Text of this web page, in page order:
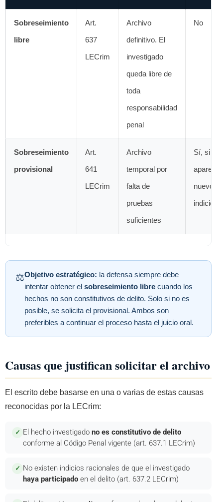
Sobreseimiento
libre
Art.
637
LECrim
Archivo
definitivo. El
investigado
queda libre de
toda
responsabilidad
penal
No
Sobreseimiento
provisional
Art.
641
LECrim
Archivo
temporal por
falta de
pruebas
suficientes
Sí, si
nuevos
indicios
⚖️Objetivo estratégico: la defensa siempre debe
intentar obtener el sobreseimiento libre cuando los
hechos no son constitutivos de delito. Solo si no es
posible, se solicita el provisional. Ambos son
preferibles a continuar el proceso hasta el juicio oral.
Causas que justifican solicitar el archivo
El escrito debe basarse en una o varias de estas causas
reconocidas por la LECrim:
✓ El hecho investigado no es constitutivo de delito
conforme al Código Penal vigente (art. 637.1 LECrim)
✓ No existen indicios racionales de que el investigado
haya participado en el delito (art. 637.2 LECrim)